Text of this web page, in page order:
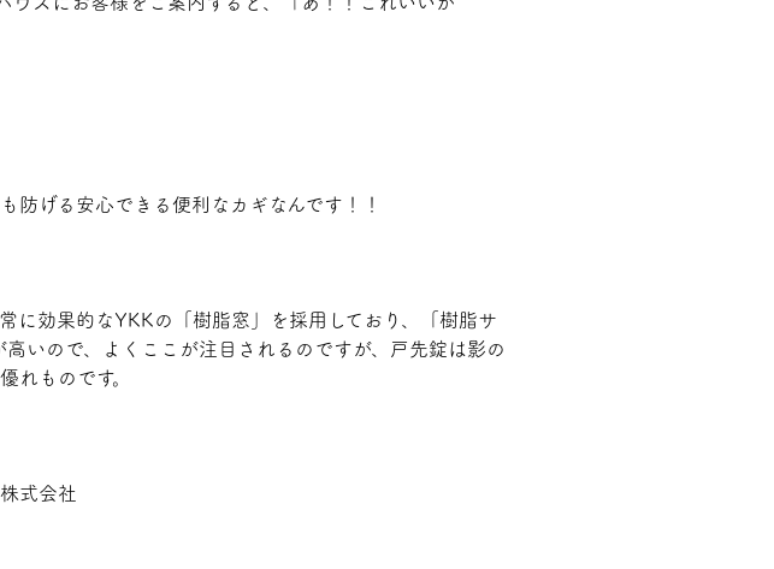
防げる安心できる便利なカギ なんです！！
に効果的なYKKの「樹脂窓」を採用しており、「樹脂サ
いので、よくここが注目されるのですが、戸先錠は影の
れもの です。
式会社